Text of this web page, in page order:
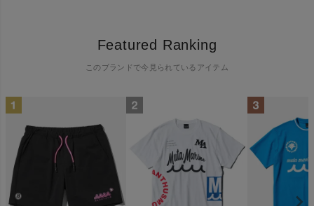
Featured Ranking
このブランドで今見られているアイテム